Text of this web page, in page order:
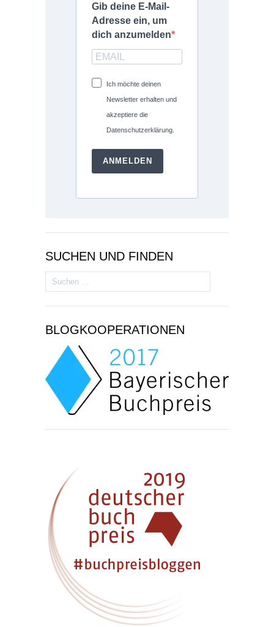
Gib deine E-Mail-
Adresse ein, um
dich anzumelden
Ich möchte deinen
Newsletter erhalten und
akzeptiere die
Datenschutzerklärung.
ANMELDEN
SUCHEN UND FINDEN
Suchen
nach:
BLOGKOOPERATIONEN